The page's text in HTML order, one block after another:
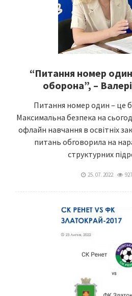
“Питання номер один
оборона”, –
Питання номер один – це
Максимальна безпека на
офлайн навчання в освітніх
питань обговорила на
структурних
25. 07. 2022